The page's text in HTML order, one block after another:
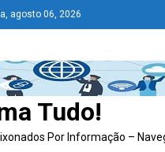
agosto 06, 2026
Tudo!
Por Informação –